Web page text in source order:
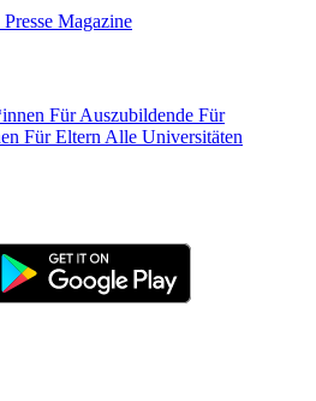
Presse Magazine
Für Auszubildende Für
Für Eltern Alle Universitäten